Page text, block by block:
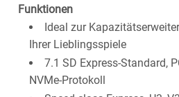
Funktionen
Ideal zur
Ihrer Lieblingsspiele
7.1 SD Express-Standard,
NVMe-Protokoll